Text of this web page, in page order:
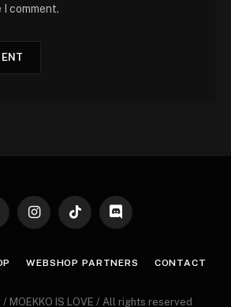
comment.
InstagramTikTok Discord
WEBSHOP PARTNERS CONTACT
MOEKKO IS LOVE / All rights reserved